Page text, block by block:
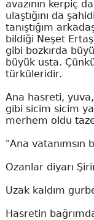
avazının kerpiç
ulaştığını da
tanıştığım
bildiği Neşet
gibi bozkırda
büyük usta.
türküleridir.
Ana hasreti,
gibi sicim sicim
merhem oldu
"Ana vatanımsın
Ozanlar diyarı
Uzak kaldım
Hasretin